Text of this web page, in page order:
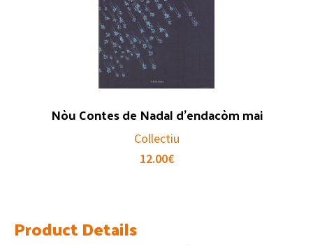
Nòu Contes de Nadal d’endacòm mai
Collectiu
12.00€
Product Details